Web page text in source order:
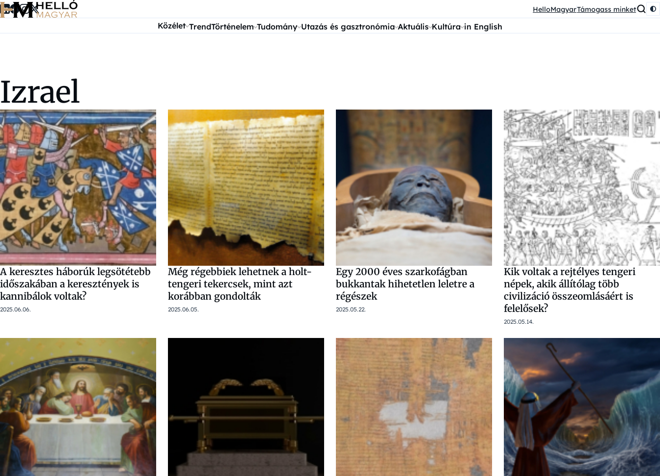
Ugrás a tartalomra HelloMagyarTámogass minket
Közélet TrendTörténelem Tudomány Utazás és gasztronómia Aktuális Kultúra in English
Izrael
A keresztes háborúk legsötétebb
időszakában a keresztények is
kannibálok voltak?
2025.06.06.
Még régebbiek lehetnek a holt-
tengeri tekercsek, mint azt
korábban gondolták
2025.06.05.
Egy 2000 éves szarkofágban
bukkantak hihetetlen leletre a
régészek
2025.05.22.
Kik voltak a rejtélyes tengeri
népek, akik állítólag több
civilizáció összeomlásáért is
felelősek?
2025.05.14.